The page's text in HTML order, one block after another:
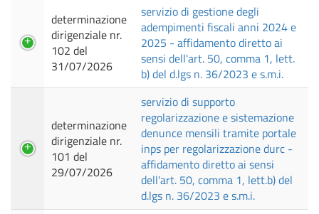
determinazione
dirigenziale nr.
102 del
31/07/2026
servizio di gestione degli
adempimenti fiscali anni 2024 e
2025 - affidamento diretto ai
sensi dell'art. 50, comma 1, lett.
b) del d.lgs n. 36/2023 e s.m.i.
determinazione
dirigenziale nr.
101 del
29/07/2026
servizio di supporto
regolarizzazione e sistemazione
denunce mensili tramite portale
inps per regolarizzazione durc -
affidamento diretto ai sensi
dell'art. 50, comma 1, lett.b) del
d.lgs n. 36/2023 e s.m.i.